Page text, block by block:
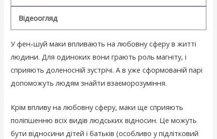
Відеоогляд
У фен-шуй маки впливають на любовну сферу в житті
людини. Для одиноких вони грають роль магніту, і
сприяють доленосній зустрічі. А в уже сформованій парі
допоможуть людям знайти взаєморозуміння.
Крім впливу на любовну сферу, маки ще сприяють
поліпшенню всіх видів людських відносин. Це можуть
бути відносини дітей і батьків (особливо у підлітковий